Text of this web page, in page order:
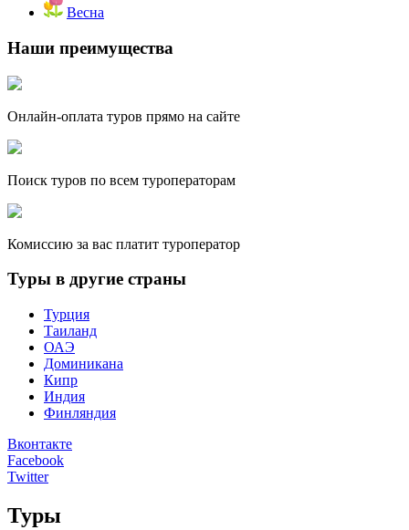
Весна
Наши преимущества
Онлайн-оплата туров прямо на сайте
Поиск туров по всем туроператорам
Комиссию за вас платит туроператор
Туры в другие страны
Турция
Таиланд
ОАЭ
Доминикана
Кипр
Индия
Финляндия
Вконтакте
Facebook
Twitter
Туры